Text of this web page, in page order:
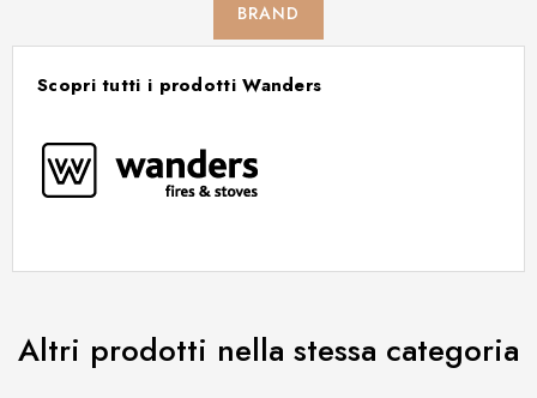
BRAND
Scopri tutti i prodotti Wanders
Altri prodotti nella stessa categoria